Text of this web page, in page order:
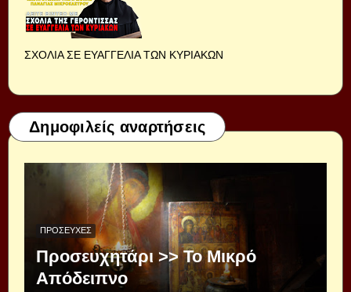
ΣΧΟΛΙΑ ΣΕ ΕΥΑΓΓΕΛΙΑ ΤΩΝ ΚΥΡΙΑΚΩΝ
Δημοφιλείς αναρτήσεις
ΠΡΟΣΕΥΧΈΣ
Προσευχητάρι >> Το Μικρό
Απόδειπνο